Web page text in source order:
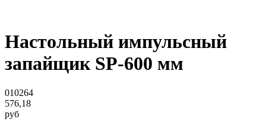
Настольный импульсный
запайщик SP-600 мм
010264
576,18
руб